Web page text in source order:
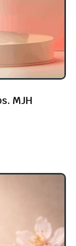
MJH